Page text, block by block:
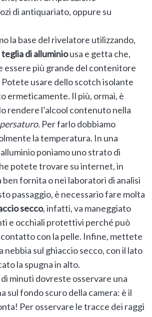
di antiquariato, oppure su
la base del rivelatore utilizzando,
teglia di alluminiousa e getta che,
essere più grande del contenitore
usare dello scotch isolante
ermeticamente. Il più, ormai, è
rendere l’alcool contenuto nella
. Per farlo dobbiamo
la temperatura. In una
poniamo uno strato di
potete trovare su internet, in
fornita o nei laboratori di analisi
passaggio, è necessario fare molta
secco, infatti, va maneggiato
e occhiali protettivi perché può
con la pelle. Infine, mettete
nebbia sul ghiaccio secco, con il lato
la spugna in alto.
minuti dovreste osservare una
sul fondo scuro della camera: è il
Per osservare le tracce dei raggi